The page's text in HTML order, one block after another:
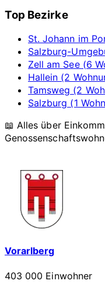
Top Bezirke
St. Johann im
Salzburg-
Zell am See (6
Hallein (2
Tamsweg (2
Salzburg (1
📖 Alles über
Vorarlberg
403 000 Einwohner